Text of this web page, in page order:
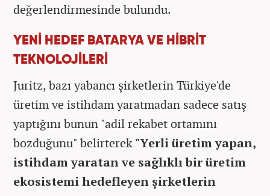
değerlendirmesinde bulundu.
YENİ HEDEF BATARYA VE HİBRİT
TEKNOLOJİLERİ
Juritz, bazı yabancı şirketlerin Türkiye'de
üretim ve istihdam yaratmadan sadece satış
yaptığını bunun "adil rekabet ortamını
bozduğunu" belirterek"Yerli üretim yapan,
istihdam yaratan ve sağlıklı bir üretim
ekosistemi hedefleyen şirketlerin